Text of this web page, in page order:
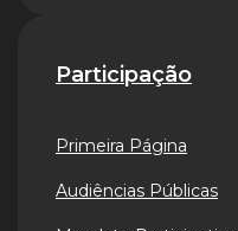
Participação
Primeira Página
Audiências Públicas